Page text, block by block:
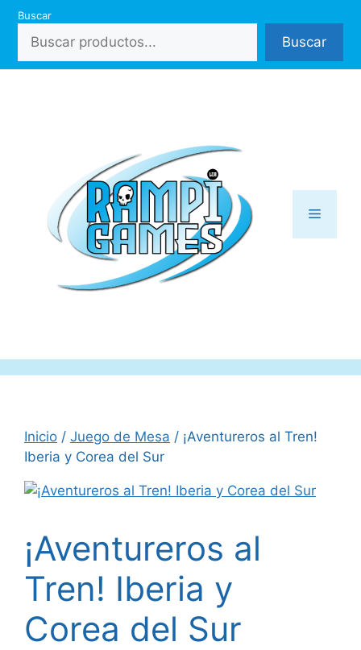
Saltar
contenido
Buscar
Buscar
Menú
Inicio / Juego de Mesa / ¡Aventureros al Tren!
Iberia y Corea del Sur
¡Aventureros al
Tren! Iberia y
Corea del Sur